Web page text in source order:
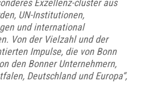
Exzellenz-cluster aus
UN-Institutionen,
und international
Von der Vielzahl und der
Impulse, die von Bonn
den Bonner Unternehmern,
Deutschland und Europa“,